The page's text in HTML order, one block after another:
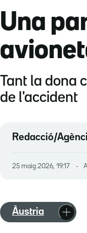
Una
Tant la dona
de l'accident
Redacció/
25 maig 2026, 19.17
Àustria